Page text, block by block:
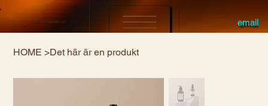
ENCHANT MEDIER LTD email
HOME >Det här är en produkt